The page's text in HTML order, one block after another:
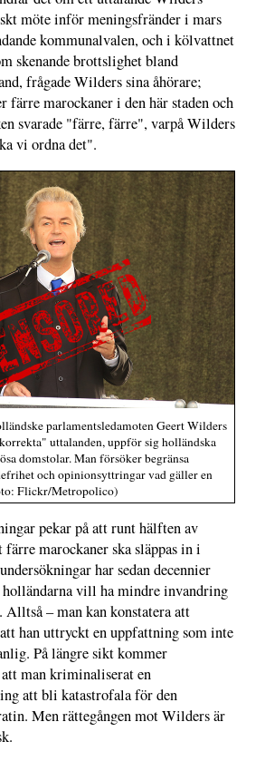
möte inför meningsfränder i mars
kommunalvalen, och i kölvattnet
skenande brottslighet bland
frågade Wilders sina åhörare;
marockaner i den här staden och
svarade "färre, färre", varpå Wilders
vi ordna det".
parlamentsledamoten Geert Wilders
uttalanden, uppför sig holländska
domstolar. Man försöker begränsa
och opinionsyttringar vad gäller en
Flickr/Metropolico)
pekar på att runt hälften av
marockaner ska släppas in i
har sedan decennier
holländarna vill ha mindre invandring
– man kan konstatera att
han uttryckt en uppfattning som inte
På längre sikt kommer
att man kriminaliserat en
att bli katastrofala för den
Men rättegången mot Wilders är